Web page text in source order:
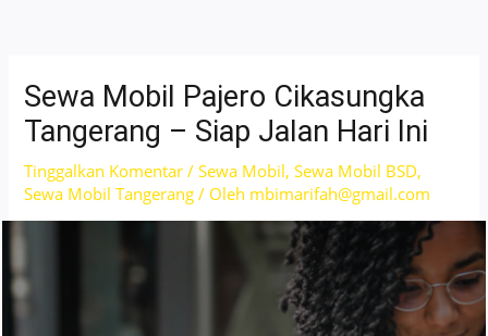
Sewa Mobil Pajero Cikasungka
Tangerang – Siap Jalan Hari Ini
Tinggalkan Komentar /Sewa Mobil,Sewa Mobil BSD,
Sewa Mobil Tangerang / Oleh mbimarifah@gmail.com